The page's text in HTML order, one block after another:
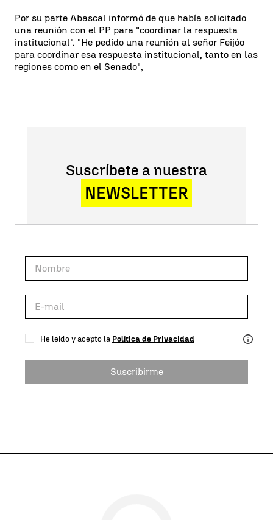
Por su parte Abascal informó de que había solicitado
una reunión con el PP para "coordinar la respuesta
institucional". "He pedido una reunión al señor Feijóo
para coordinar esa respuesta institucional, tanto en las
regiones como en el Senado",
Suscríbete a nuestra
NEWSLETTER
He leído y acepto la Política de Privacidad
Suscribirme